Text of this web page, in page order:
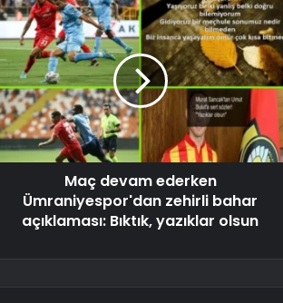
Maç devam ederken
Ümraniyespor'dan zehirli bahar
açıklaması: Bıktık, yazıklar olsun